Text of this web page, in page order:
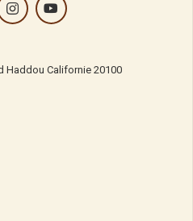
Haddou Californie 20100